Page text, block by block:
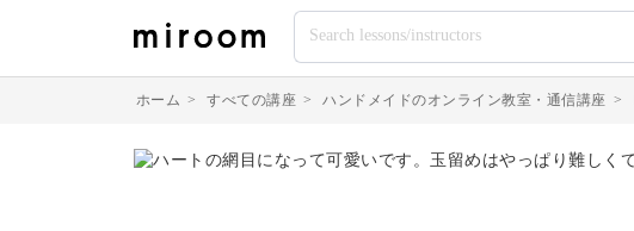
ホーム > すべての講座 > ハンドメイドのオンライン教室・通信講座 >